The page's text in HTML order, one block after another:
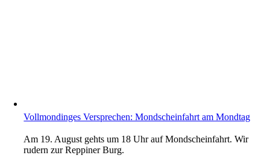
Vollmondinges Versprechen: Mondscheinfahrt am Mondtag
Am 19. August gehts um 18 Uhr auf Mondscheinfahrt. Wir
rudern zur Reppiner Burg.